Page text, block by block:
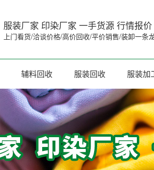
服装厂家 印染厂家 一手货源 行情报价
上门看货/洽谈价格/高价回收/平价销售/装卸一条
辅料回收 服装回收 服装加